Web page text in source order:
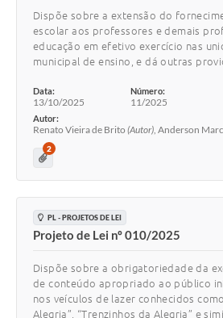
Dispõe sobre a extensão do
escolar aos professores e demais
educação em efetivo exercício nas
municipal de ensino, e dá outras
Data:
13/10/2025
Número:
11/2025
Autor:
Renato Vieira de Brito (Autor), Anderson
2
PL - PROJETOS DE LEI
Projeto de Lei nº 010/2025
Dispõe sobre a obrigatoriedade da
de conteúdo apropriado ao público
nos veículos de lazer conhecidos
Alegria”, “Trenzinhos da Alegria” e